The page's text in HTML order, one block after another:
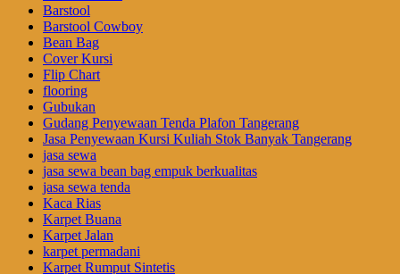
Barstool
Barstool Cowboy
Bean Bag
Cover Kursi
Flip Chart
flooring
Gubukan
Gudang Penyewaan Tenda Plafon Tangerang
Jasa Penyewaan Kursi Kuliah Stok Banyak Tangerang
jasa sewa
jasa sewa bean bag empuk berkualitas
jasa sewa tenda
Kaca Rias
Karpet Buana
Karpet Jalan
karpet permadani
Karpet Rumput Sintetis